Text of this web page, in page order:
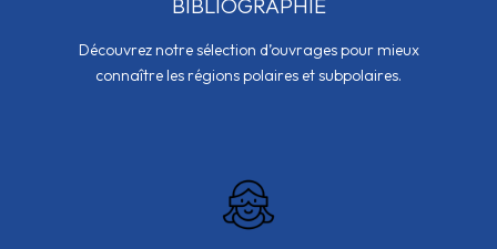
Découvrez notre sélection d’ouvrages pour mieux
connaître les régions polaires et subpolaires.